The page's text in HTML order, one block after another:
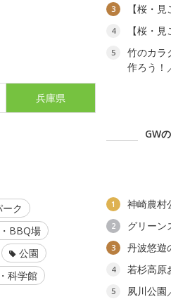
兵庫県
ク
BBQ場
公園
科学館
3 【桜・
4 【桜・
5
竹のカラ
作ろう！
GW
1 神崎農村
2 グリーン
3 丹波悠遊
4 若杉高原
5
夙川公園